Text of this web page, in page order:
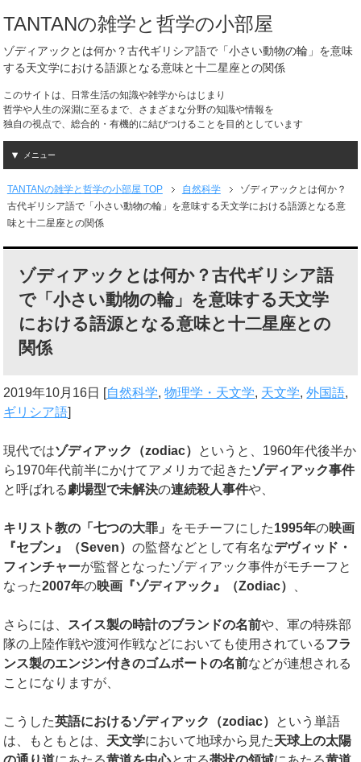
TANTANの雑学と哲学の小部屋
ゾディアックとは何か？古代ギリシア語で「小さい動物の輪」を意味
する天文学における語源となる意味と十二星座との関係
このサイトは、日常生活の知識や雑学からはじまり
哲学や人生の深淵に至るまで、さまざまな分野の知識や情報を
独自の視点で、総合的・有機的に結びつけることを目的としています
メニュー
TANTANの雑学と哲学の小部屋 TOP 自然科学
ゾディアックとは何か？
古代ギリシア語で「小さい動物の輪」を意味する天文学における語源となる意
味と十二星座との関係
ゾディアックとは何か？古代ギリシア語
で「小さい動物の輪」を意味する天文学
における語源となる意味と十二星座との
関係
2019年10月16日 [自然科学,物理学・天文学, 天文学,外国語,
ギリシア語]
現代ではゾディアック（zodiac） というと、1960年代後半か
ら1970年代前半にかけてアメリカで起きたゾディアック事件
と呼ばれる劇場型で未解決の連続殺人事件や、
キリスト教の「七つの大罪」 をモチーフにした1995年の映画
『セブン』（Seven）の監督などとして有名なデヴィッド・
フィンチャーが監督となったゾディアック事件がモチーフと
なった2007年の映画『ゾディアック』（Zodiac）
さらには、 スイス製の時計のブランドの名前や、軍の特殊部
隊の上陸作戦や渡河作戦などにおいても使用されているフラ
ンス製のエンジン付きのゴムボートの名前などが連想される
ことになりますが、
こうした英語におけるゾディアック（zodiac） という単語
は、もともとは、 天文学において地球から見た天球上の太陽